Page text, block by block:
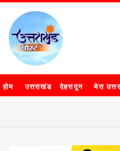
होम उत्तराखंड देहरादून मेरा